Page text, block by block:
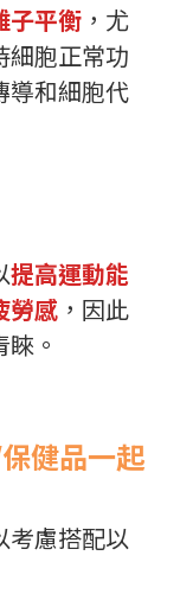
子平衡 ，尤
細胞正常功
導和細胞代
提高運動能
勞感 ，因此
。
健品一起
考慮搭配以